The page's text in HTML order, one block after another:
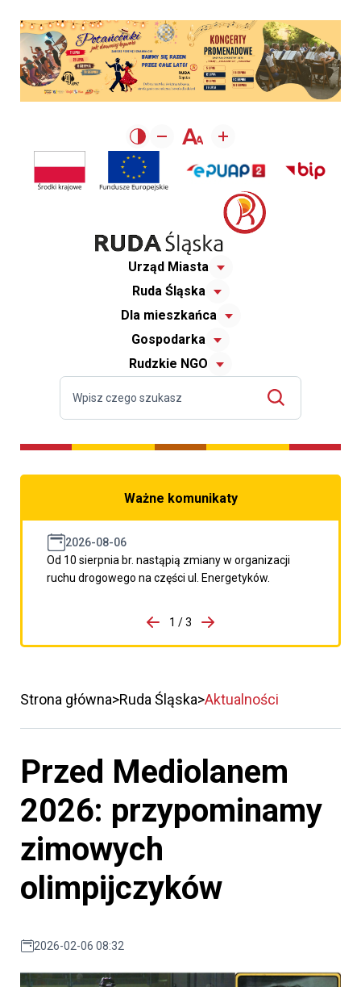
Urząd Miasta
Ruda Śląska
Dla mieszkańca
Gospodarka
Rudzkie NGO
Ważne komunikaty
2026-08-06
Od 10 sierpnia br. nastąpią zmiany w organizacji
ruchu drogowego na części ul. Energetyków.
porzpedniego komunikatu
1 / 3
Przejdź do następnego
Strona główna Ruda Śląska Aktualności
Przed Mediolanem
2026: przypominamy
zimowych
olimpijczyków
2026-02-06 08:32